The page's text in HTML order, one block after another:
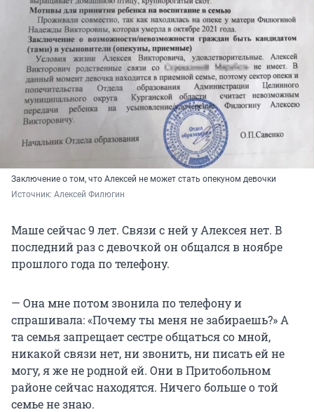
Заключение о том, что Алексей не может стать опекуном девочки
Источник: Алексей Филюгин
Маше сейчас 9 лет. Связи с ней у Алексея нет. В
последний раз с девочкой он общался в ноябре
прошлого года по телефону.
— Она мне потом звонила по телефону и
спрашивала: «Почему ты меня не забираешь?» А
та семья запрещает сестре общаться со мной,
никакой связи нет, ни звонить, ни писать ей не
могу, я же не родной ей. Они в Притобольном
районе сейчас находятся. Ничего больше о той
семье не знаю.